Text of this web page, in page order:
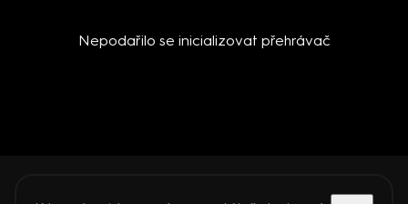
Nepodařilo se inicializovat přehrávač